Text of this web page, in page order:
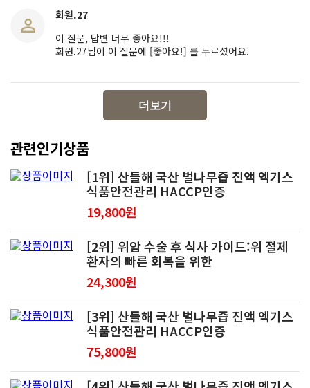
회원.27
이 질문, 답변 너무 좋아요!!!
회원.27님이 이 질문에 [좋아요!] 를 누르셨어요.
더보기
관련인기상품
[1위] 산들해 국산 벌나무즙 진액 엑기스
식품안전관리 HACCP인증
19,800원
[2위] 위암 수술 후 식사 가이드:위 절제
환자의 빠른 회복을 위한
24,300원
[3위] 산들해 국산 벌나무즙 진액 엑기스
식품안전관리 HACCP인증
75,800원